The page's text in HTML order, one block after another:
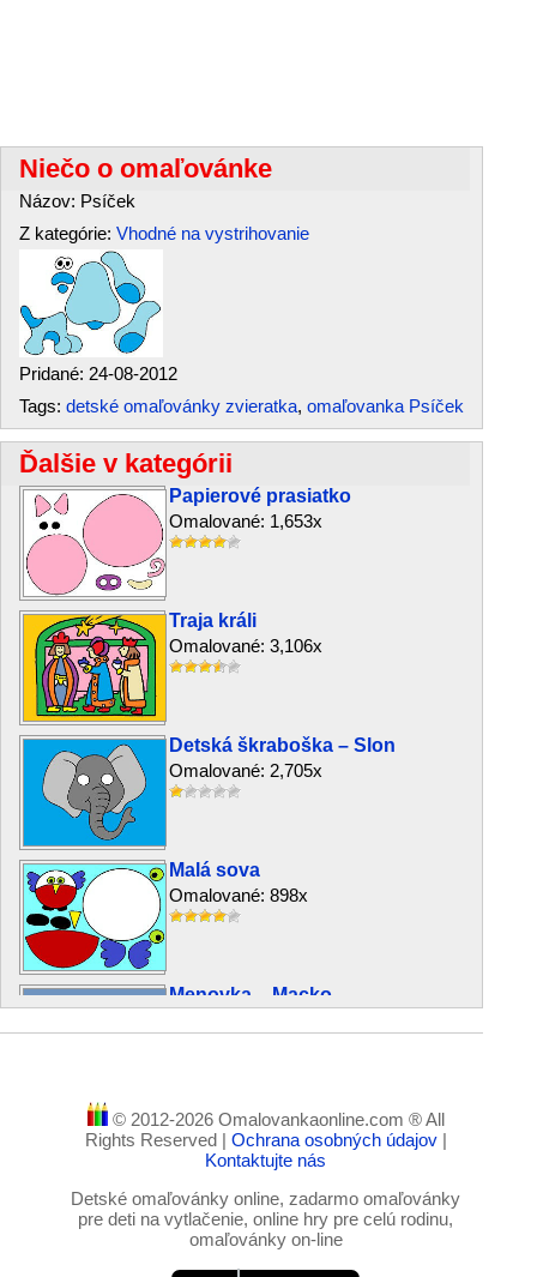
Niečo o omaľovánke
Názov: Psíček
Z kategórie: Vhodné na vystrihovanie
Pridané: 24-08-2012
Tags: detské omaľovánky zvieratka, omaľovanka Psíček
Ďalšie v kategórii
Papierové prasiatko
Omalované: 1,653x
Traja králi
Omalované: 3,106x
Detská škraboška – Slon
Omalované: 2,705x
Malá sova
Omalované: 898x
Menovka – Macko
Motýľ Emanuel
Omalované: 1,681x
Snehuliak a snehuliak
Omalované: 4,682x
© 2012-2026 Omalovankaonline.com ® All
Rights Reserved | Ochrana osobných údajov |
Kontaktujte nás
Detské omaľovánky online, zadarmo omaľovánky
pre deti na vytlačenie, online hry pre celú rodinu,
omaľovánky on-line